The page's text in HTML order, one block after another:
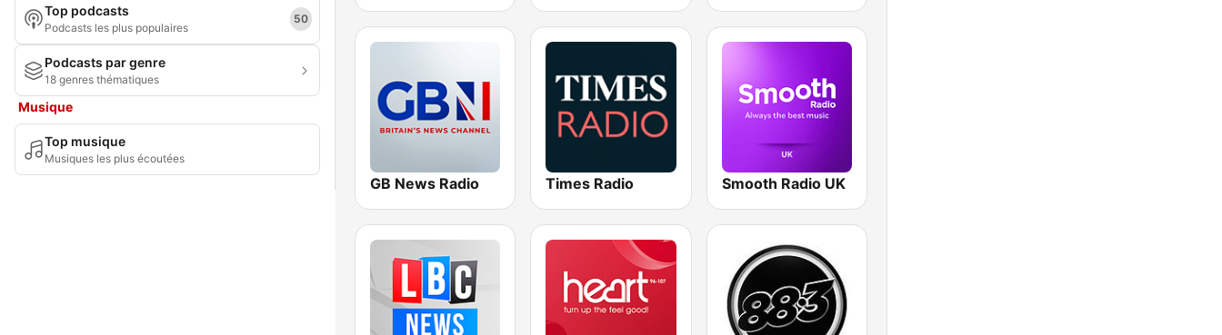
Top podcasts
Podcasts les plus populaires
50
Podcasts par genre
18 genres thématiques
Musique
Top musique
Musiques les plus écoutées
GB News Radio Times Radio Smooth Radio UK